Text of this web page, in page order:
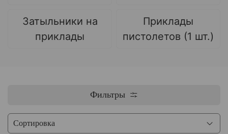
Затыльники на
приклады
Приклады
пистолетов (1 шт.)
Фильтры